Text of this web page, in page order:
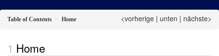
Table of Contents Home <vorherige | unten | nächste>
Home